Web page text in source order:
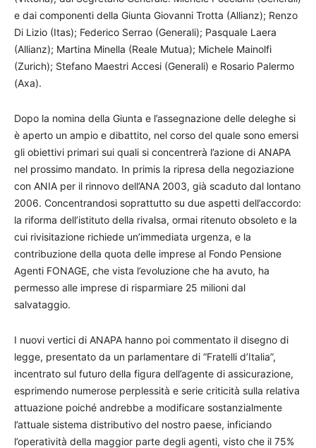
e dai componenti della Giunta Giovanni Trotta (Allianz); Renzo
Di Lizio (Itas); Federico Serrao (Generali); Pasquale Laera
(Allianz); Martina Minella (Reale Mutua); Michele Mainolfi
(Zurich); Stefano Maestri Accesi (Generali) e Rosario Palermo
(Axa).
Dopo la nomina della Giunta e l’assegnazione delle deleghe si
è aperto un ampio e dibattito, nel corso del quale sono emersi
gli obiettivi primari sui quali si concentrerà l’azione di ANAPA
nel prossimo mandato. In primis la ripresa della negoziazione
con ANIA per il rinnovo dell’ANA 2003, già scaduto dal lontano
2006. Concentrandosi soprattutto su due aspetti dell’accordo:
la riforma dell’istituto della rivalsa, ormai ritenuto obsoleto e la
cui rivisitazione richiede un’immediata urgenza, e la
contribuzione della quota delle imprese al Fondo Pensione
Agenti FONAGE, che vista l’evoluzione che ha avuto, ha
permesso alle imprese di risparmiare 25 milioni dal
salvataggio.
I nuovi vertici di ANAPA hanno poi commentato il disegno di
legge, presentato da un parlamentare di “Fratelli d’Italia”,
incentrato sul futuro della figura dell’agente di assicurazione,
esprimendo numerose perplessità e serie criticità sulla relativa
attuazione poiché andrebbe a modificare sostanzialmente
l’attuale sistema distributivo del nostro paese, inficiando
l’operatività della maggior parte degli agenti, visto che il 75%